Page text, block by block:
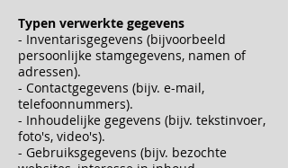
Typen verwerkte gegevens
- Inventarisgegevens (bijvoorbeeld
persoonlijke stamgegevens, namen of
adressen).
- Contactgegevens (bijv. e-mail,
telefoonnummers).
- Inhoudelijke gegevens (bijv. tekstinvoer,
foto's, video's).
- Gebruiksgegevens (bijv. bezochte